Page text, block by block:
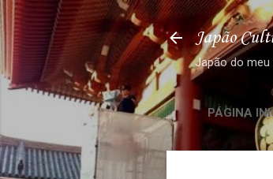
Japão
Japão do meu
PÁGINA